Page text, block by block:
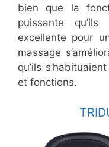
bien que la
puissante
excellente pour
massage
qu’ils
et fonctions.